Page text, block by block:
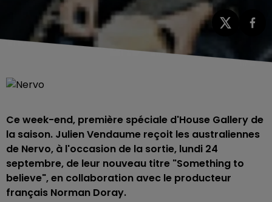
Ce week-end, première spéciale d'House Gallery de
la saison. Julien Vendaume reçoit les australiennes
de Nervo, à l'occasion de la sortie, lundi 24
septembre, de leur nouveau titre "Something to
believe", en collaboration avec le producteur
français Norman Doray.